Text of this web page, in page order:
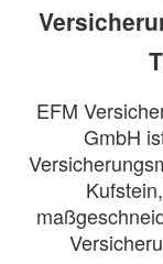
EFM
GmbH